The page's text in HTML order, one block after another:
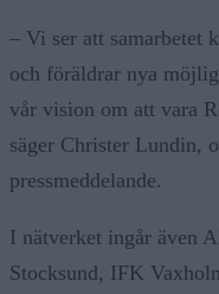
– Vi ser att samarbetet
och föräldrar nya
vår vision om att vara
säger Christer Lundin,
pressmeddelande.
I nätverket ingår även
Stocksund, IFK